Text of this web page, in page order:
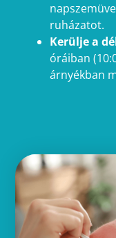
ruházatot.
Kerülje a
óráiban
árnyékban